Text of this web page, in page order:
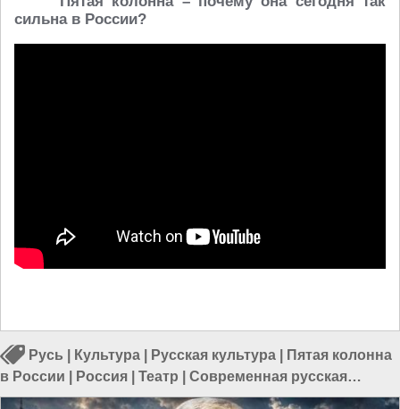
сильна в России?
Русь Культура Русская культура
Пятая колонна
в России
Россия Театр
Современная русская
культура